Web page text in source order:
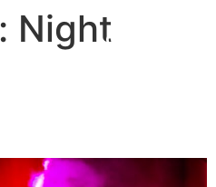
CONTACTO
Night